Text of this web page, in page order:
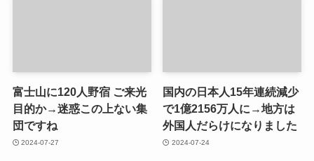
富士山に120人野宿 ご来光
目的か→迷惑この上ない集
団ですね
2024-07-27
国内の日本人15年連続減少
で1億2156万人に→地方は
外国人だらけになりました
2024-07-24